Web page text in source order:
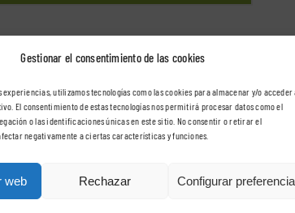
Gestionar el consentimiento de las cookies
utilizamos tecnologías como las cookies para almacenar y/o acceder
El consentimiento de estas tecnologías nos permitirá procesar datos como el
o las identificaciones únicas en este sitio. No consentir o retirar el
negativamente a ciertas características y funciones.
web Rechazar Configurar
neurológica